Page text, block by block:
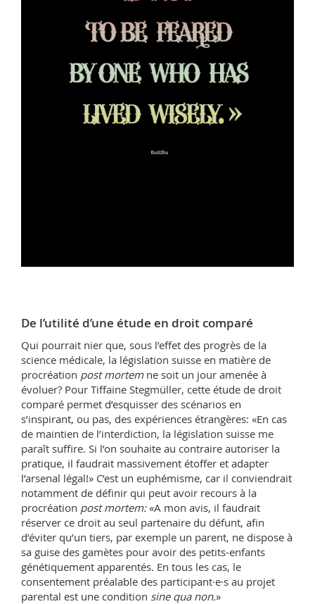
De l’utilité d’une étude en droit comparé
Qui pourrait nier que, sous l’effet des progrès de la
science médicale, la législation suisse en matière de
procréation post mortemne soit un jour amenée à
évoluer? Pour Tiffaine Stegmüller, cette étude de droit
comparé permet d’esquisser des scénarios en
s’inspirant, ou pas, des expériences étrangères: «En cas
de maintien de l’interdiction, la législation suisse me
paraît suffire. Si l’on souhaite au contraire autoriser la
pratique, il faudrait massivement étoffer et adapter
l’arsenal légal!» C’est un euphémisme, car il conviendrait
notamment de définir qui peut avoir recours à la
procréation post mortem:«A mon avis, il faudrait
réserver ce droit au seul partenaire du défunt, afin
d’éviter qu’un tiers, par exemple un parent, ne dispose à
sa guise des gamètes pour avoir des petits-enfants
génétiquement apparentés. En tous les cas, le
consentement préalable des participant·e·s au projet
parental est une condition sine qua non.»